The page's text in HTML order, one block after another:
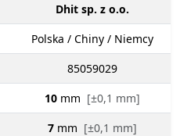
Dhit sp. z o.o.
Polska / Chiny / Niemcy
85059029
10 mm [±0,1 mm]
7 mm [±0,1 mm]